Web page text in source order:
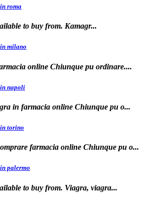
roma
to buy from. Kamagr...
milano
online Chiunque pu ordinare....
napoli
in farmacia online Chiunque pu o...
torino
farmacia online Chiunque pu o...
palermo
to buy from. Viagra, viagra...